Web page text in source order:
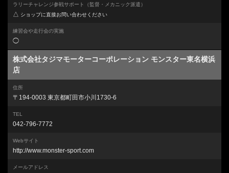
ラリーチャレンジ参戦サポート （監督・メカニック派遣）
△ ショップに直接お問い合わせください
練習会や走行会の実施
◯
株式会社タジマモーターコーポレーション モンスター東名横浜
店
住所
〒194-0003 東京都町田市小川1730-6
TEL
042-796-7772
Webサイト
http://www.monster-sport.com
メールアドレス